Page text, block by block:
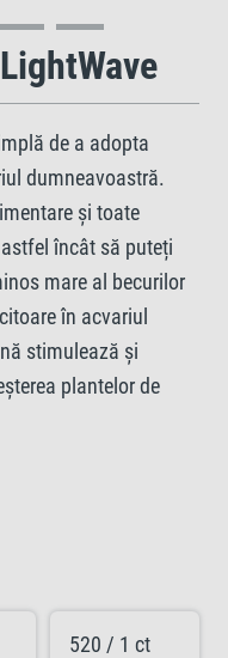
de a adopta
dumneavoastră.
și toate
încât să puteți
mare al becurilor
în acvariul
stimulează și
plantelor de
520 / 1 ct